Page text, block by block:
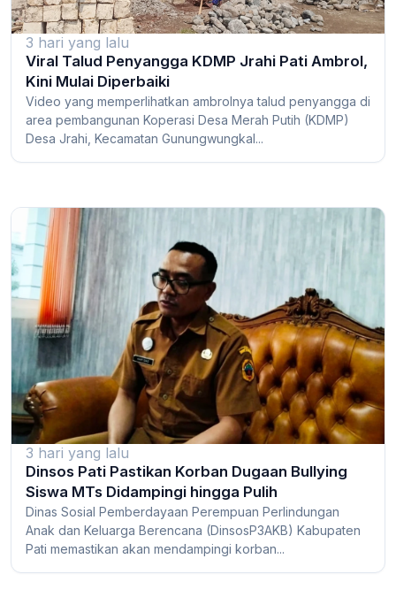
3 hari yang lalu
Viral Talud Penyangga KDMP Jrahi Pati Ambrol,
Kini Mulai Diperbaiki
Video yang memperlihatkan ambrolnya talud penyangga di
area pembangunan Koperasi Desa Merah Putih (KDMP)
Desa Jrahi, Kecamatan Gunungwungkal...
3 hari yang lalu
Dinsos Pati Pastikan Korban Dugaan Bullying
Siswa MTs Didampingi hingga Pulih
Dinas Sosial Pemberdayaan Perempuan Perlindungan
Anak dan Keluarga Berencana (DinsosP3AKB) Kabupaten
Pati memastikan akan mendampingi korban...